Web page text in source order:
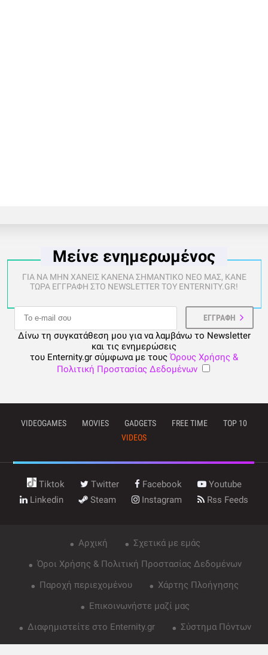
Μείνε ενημερωμένος
ΓΙΑ ΝΑ ΜΗΝ ΧΑΝΕΙΣ ΚΑΝΕΝΑ ΣΗΜΑΝΤΙΚΟ ΝΕΟ ΜΑΣ, ΚΑΝΕ
ΤΩΡΑ ΕΓΓΡΑΦΗ ΣΤΟ NEWSLETTER ΤΟΥ ENTERNITY.GR!
Δίνω τη συγκατάθεση μου για να λαμβάνω το Newsletter
και τις ενημερώσεις
του Enternity.gr σύμφωνα με τους Όρους Χρήσης &
Πολιτική Προστασίας Δεδομένων
VIDEOGAMES MOVIES GADGETS FREE TIME
TOP 10
VIDEOS
Tiktok Twitter Facebook
Youtube
Linkedin
Steam Instagram Rss Feeds
Αρχική
Σχετικά με εμάς
Όροι Χρήσης & Πολιτική Προστασίας Δεδομένων
Παροχή περιεχομένου
Χάρτης Πλοήγησης
Επικοινωνήστε μαζί μας
Διαφημιστείτε στο Enternity.gr
Σύστημα Πόντων